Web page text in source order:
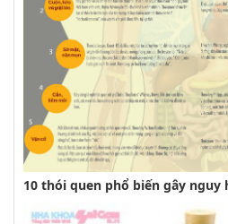
10 thói quen phổ biến gây nguy